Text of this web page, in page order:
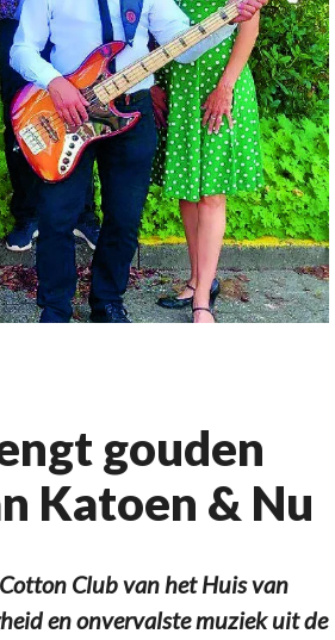
gouden
Katoen & Nu
Club van het Huis van
en onvervalste muziek uit de